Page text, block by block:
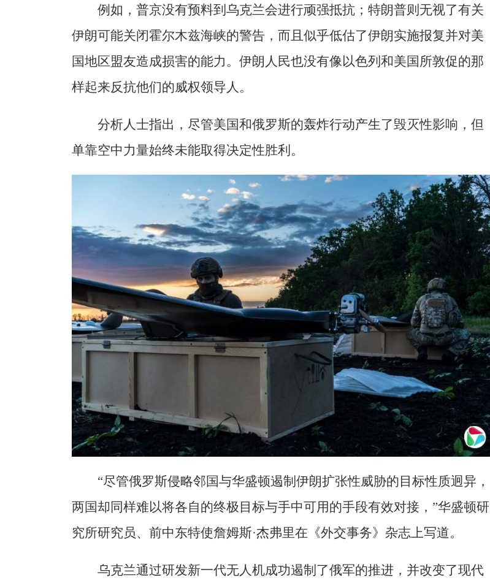
例如，普京没有预料到乌克兰会进行顽强抵抗；特朗普则无视了有关
伊朗可能关闭霍尔木兹海峡的警告，而且似乎低估了伊朗实施报复并对美
国地区盟友造成损害的能力。伊朗人民也没有像以色列和美国所敦促的那
样起来反抗他们的威权领导人。
分析人士指出，尽管美国和俄罗斯的轰炸行动产生了毁灭性影响，但
单靠空中力量始终未能取得决定性胜利。
“尽管俄罗斯侵略邻国与华盛顿遏制伊朗扩张性威胁的目标性质迥异，
两国却同样难以将各自的终极目标与手中可用的手段有效对接，”华盛顿研
究所研究员、前中东特使詹姆斯·杰弗里在《外交事务》杂志上写道。
乌克兰通过研发新一代无人机成功遏制了俄军的推进，并改变了现代